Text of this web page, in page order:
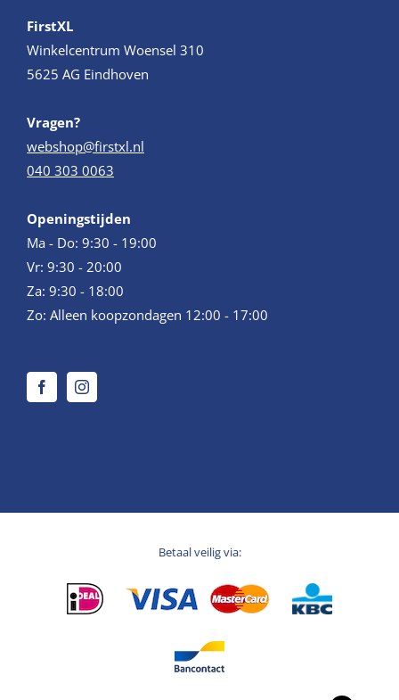
FirstXL
Winkelcentrum Woensel 310
5625 AG Eindhoven
Vragen?
webshop@firstxl.nl
040 303 0063
Openingstijden
Ma - Do: 9:30 - 19:00
Vr: 9:30 - 20:00
Za: 9:30 - 18:00
Zo: Alleen koopzondagen 12:00 - 17:00
Betaal veilig via: